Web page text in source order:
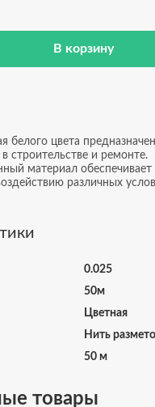
В корзину
0.025
50м
Цветная
Нить
50 м
белого цвета
строительстве и ремонте.
материал обеспечивает
различных
товары